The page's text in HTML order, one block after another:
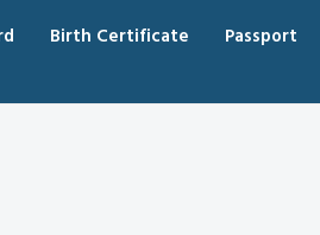
Birth Certificate Passport